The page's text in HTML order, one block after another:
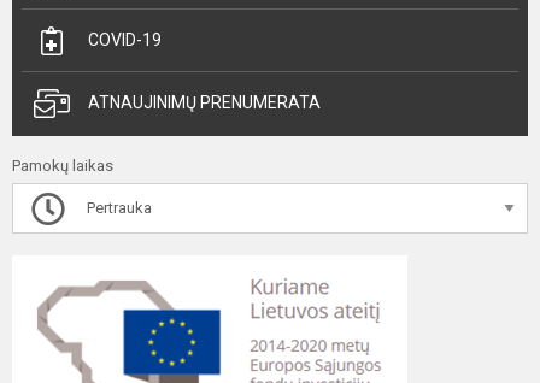
COVID-19
ATNAUJINIMŲ PRENUMERATA
Pamokų laikas
Pertrauka